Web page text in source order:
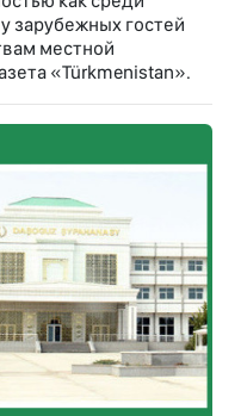
зарубежных гостей
местной
«Türkmenistan».